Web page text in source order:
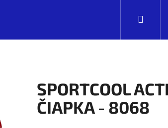
SPORTCOOL
ČIAPKA - 8068